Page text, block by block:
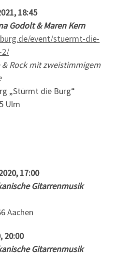
18:45
Godolt & Maren Kern
event/stuermt-die-
2/
Rock mit zweistimmigem
„Stürmt die Burg“
Ulm
17:00
Gitarrenmusik
Aachen
20:00
Gitarrenmusik